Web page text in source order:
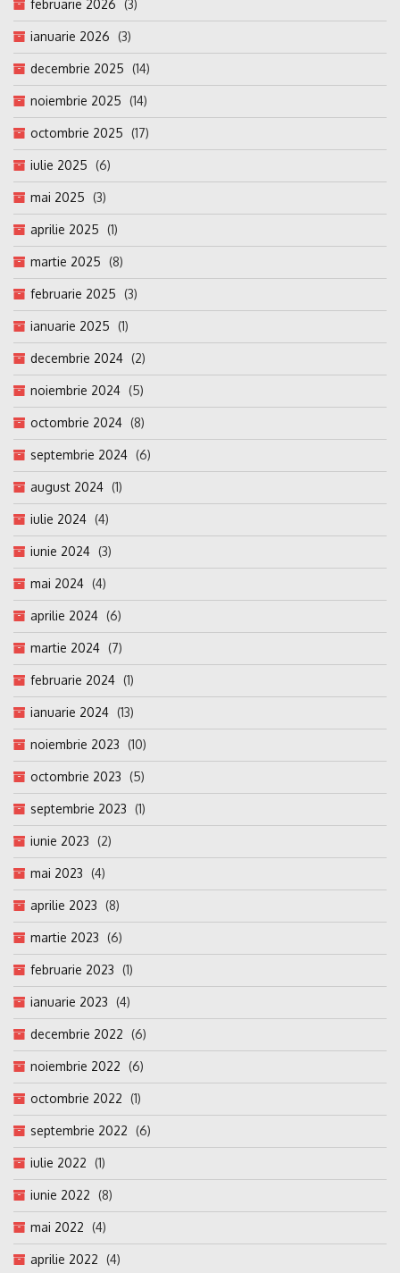
februarie 2026 (3)
ianuarie 2026 (3)
decembrie 2025 (14)
noiembrie 2025 (14)
octombrie 2025 (17)
iulie 2025 (6)
mai 2025 (3)
aprilie 2025 (1)
martie 2025 (8)
februarie 2025 (3)
ianuarie 2025 (1)
decembrie 2024 (2)
noiembrie 2024 (5)
octombrie 2024 (8)
septembrie 2024 (6)
august 2024 (1)
iulie 2024 (4)
iunie 2024 (3)
mai 2024 (4)
aprilie 2024 (6)
martie 2024 (7)
februarie 2024 (1)
ianuarie 2024 (13)
noiembrie 2023 (10)
octombrie 2023 (5)
septembrie 2023 (1)
iunie 2023 (2)
mai 2023 (4)
aprilie 2023 (8)
martie 2023 (6)
februarie 2023 (1)
ianuarie 2023 (4)
decembrie 2022 (6)
noiembrie 2022 (6)
octombrie 2022 (1)
septembrie 2022 (6)
iulie 2022 (1)
iunie 2022 (8)
mai 2022 (4)
aprilie 2022 (4)